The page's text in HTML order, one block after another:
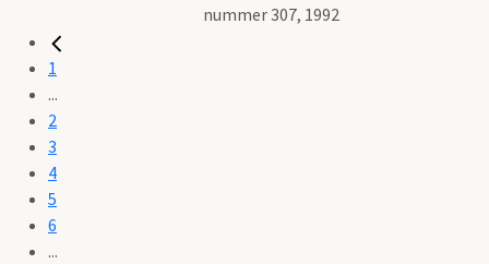
nummer 307, 1992
1
...
2
3
4
5
6
...